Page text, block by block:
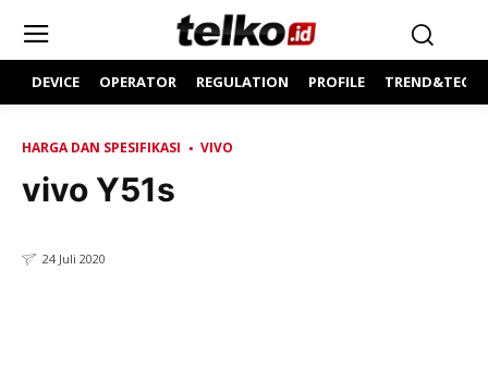
DEVICE OPERATOR REGULATION PROFILE
HARGA DAN SPESIFIKASI VIVO
vivo Y51s
24 Juli 2020